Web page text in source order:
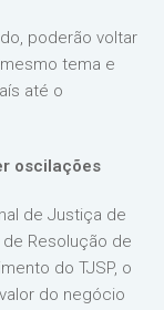
poderão voltar
tema e
até o
oscilações
de Justiça de
Resolução de
do TJSP, o
do negócio